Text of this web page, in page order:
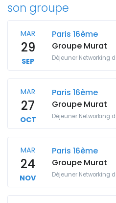
son groupe
MAR
29
SEP
Paris 16ème
Groupe Murat
Déjeuner Networking
MAR
27
OCT
Paris 16ème
Groupe Murat
Déjeuner Networking
MAR
24
NOV
Paris 16ème
Groupe Murat
Déjeuner Networking